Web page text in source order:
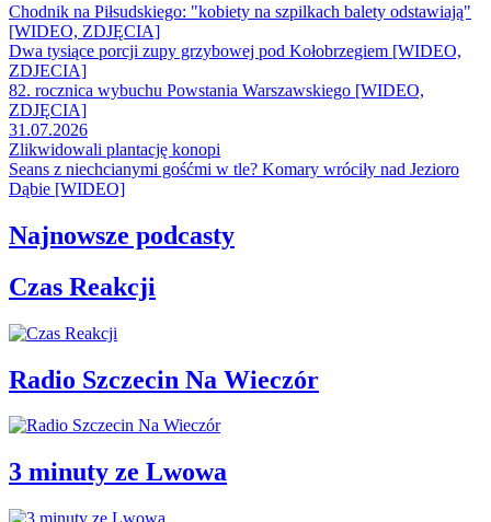
Chodnik na Piłsudskiego: "kobiety na szpilkach balety odstawiają"
[WIDEO, ZDJĘCIA]
Dwa tysiące porcji zupy grzybowej pod Kołobrzegiem [WIDEO,
ZDJECIA]
82. rocznica wybuchu Powstania Warszawskiego [WIDEO,
ZDJĘCIA]
31.07.2026
Zlikwidowali plantację konopi
Seans z niechcianymi gośćmi w tle? Komary wróciły nad Jezioro
Dąbie [WIDEO]
Najnowsze podcasty
Czas Reakcji
Radio Szczecin Na Wieczór
3 minuty ze Lwowa